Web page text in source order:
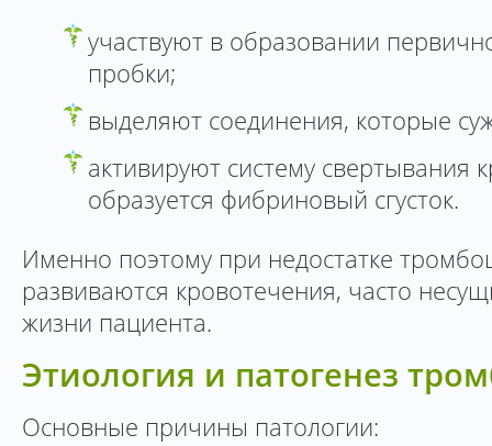
участвуют в образовании
пробки;
выделяют соединения, которые
активируют систему свертывания
образуется фибриновый сгусток.
Именно поэтому при недостатке
развиваются кровотечения, часто
жизни пациента.
Этиология и патогенез
Основные причины патологии: